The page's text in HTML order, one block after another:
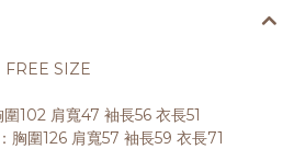
FREE SIZE
102 肩寬47 袖長56 衣長51
胸圍126 肩寬57 袖長59 衣長71